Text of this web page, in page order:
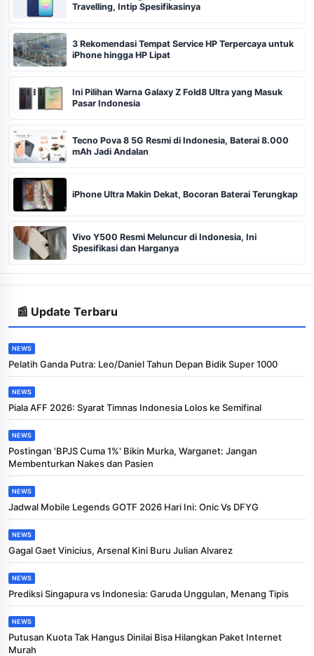
Travelling, Intip Spesifikasinya
3 Rekomendasi Tempat Service HP Terpercaya untuk
iPhone hingga HP Lipat
Ini Pilihan Warna Galaxy Z Fold8 Ultra yang Masuk
Pasar Indonesia
Tecno Pova 8 5G Resmi di Indonesia, Baterai 8.000
mAh Jadi Andalan
iPhone Ultra Makin Dekat, Bocoran Baterai Terungkap
Vivo Y500 Resmi Meluncur di Indonesia, Ini
Spesifikasi dan Harganya
📰 Update Terbaru
NEWS
Pelatih Ganda Putra: Leo/Daniel Tahun Depan Bidik Super 1000
NEWS
Piala AFF 2026: Syarat Timnas Indonesia Lolos ke Semifinal
NEWS
Postingan 'BPJS Cuma 1%' Bikin Murka, Warganet: Jangan
Membenturkan Nakes dan Pasien
NEWS
Jadwal Mobile Legends GOTF 2026 Hari Ini: Onic Vs DFYG
NEWS
Gagal Gaet Vinicius, Arsenal Kini Buru Julian Alvarez
NEWS
Prediksi Singapura vs Indonesia: Garuda Unggulan, Menang Tipis
NEWS
Putusan Kuota Tak Hangus Dinilai Bisa Hilangkan Paket Internet
Murah